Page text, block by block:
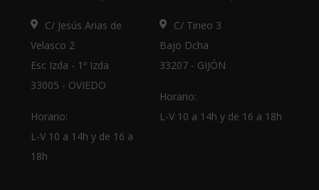
C/ Jesús Arias de
Velasco 2
Esc Izda - 1º Izda
33005 - OVIEDO
Horario:
L-V 10 a 14h y de 16 a
18h
C/ Tineo 3
Bajo Dcha
33207 - GIJÓN
Horario:
L-V 10 a 14h y de 16 a 18h